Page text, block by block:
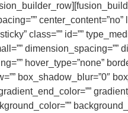
class=”” id=””
dimension_spacing=””
hover_type=”none”
box_shadow_blur=”0″